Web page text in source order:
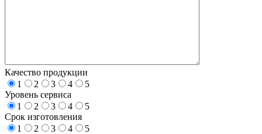
Качество продукции
1
2 3 4
5
Уровень сервиса
1
2 3 4
5
Срок изготовления
1
2 3 4
5